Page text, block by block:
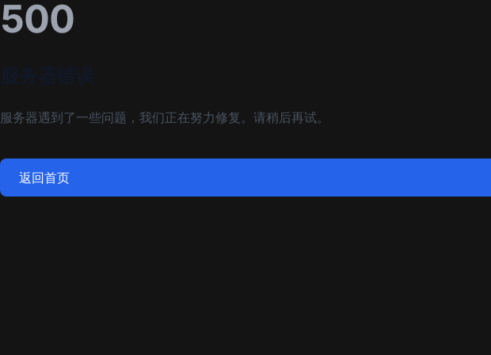
500
服务器遇到了一些问题，我们正在努力修复。请稍后再试。
返回首页